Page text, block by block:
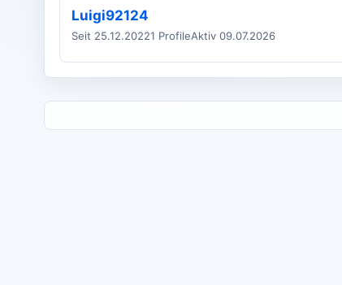
Luigi92124
Seit 25.12.20221 ProfileAktiv 09.07.2026